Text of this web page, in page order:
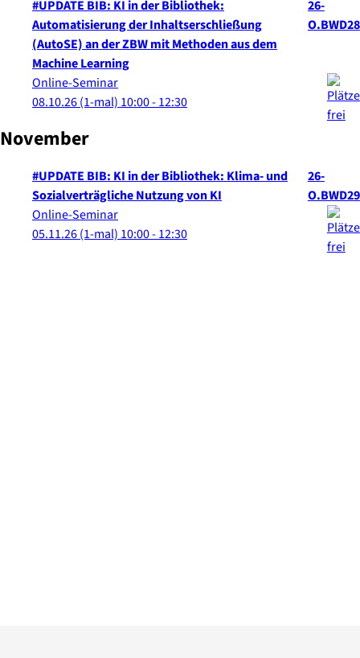
#UPDATE BIB: KI in der Bibliothek:
Automatisierung der Inhaltserschließung
(AutoSE) an der ZBW mit Methoden aus dem
Machine Learning
26-
O.BWD28
Online-Seminar
08.10.26(1-mal) 10:00- 12:30
November
#UPDATE BIB: KI in der Bibliothek: Klima- und
Sozialverträgliche Nutzung von KI
26-
O.BWD29
Online-Seminar
05.11.26(1-mal) 10:00- 12:30